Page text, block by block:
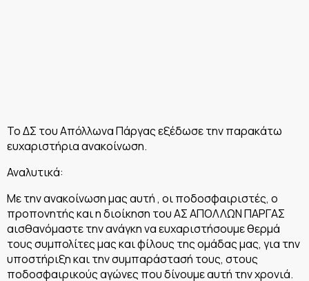
Το ΔΣ του Απόλλωνα Πάργας εξέδωσε την παρακάτω
ευχαριστήρια ανακοίνωση.
Αναλυτικά:
Με την ανακοίνωση μας αυτή , οι ποδοσφαιριστές, ο
προπονητής και η διοίκηση του ΑΣ ΑΠΟΛΛΩΝ ΠΑΡΓΑΣ
αισθανόμαστε την ανάγκη να ευχαριστήσουμε θερμά
τους συμπολίτες μας και φίλους της ομάδας μας, για την
υποστήριξη και την συμπαράστασή τους, στους
ποδοσφαιρικούς αγώνες που δίνουμε αυτή την χρονιά.